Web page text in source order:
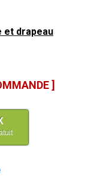
et drapeau
]